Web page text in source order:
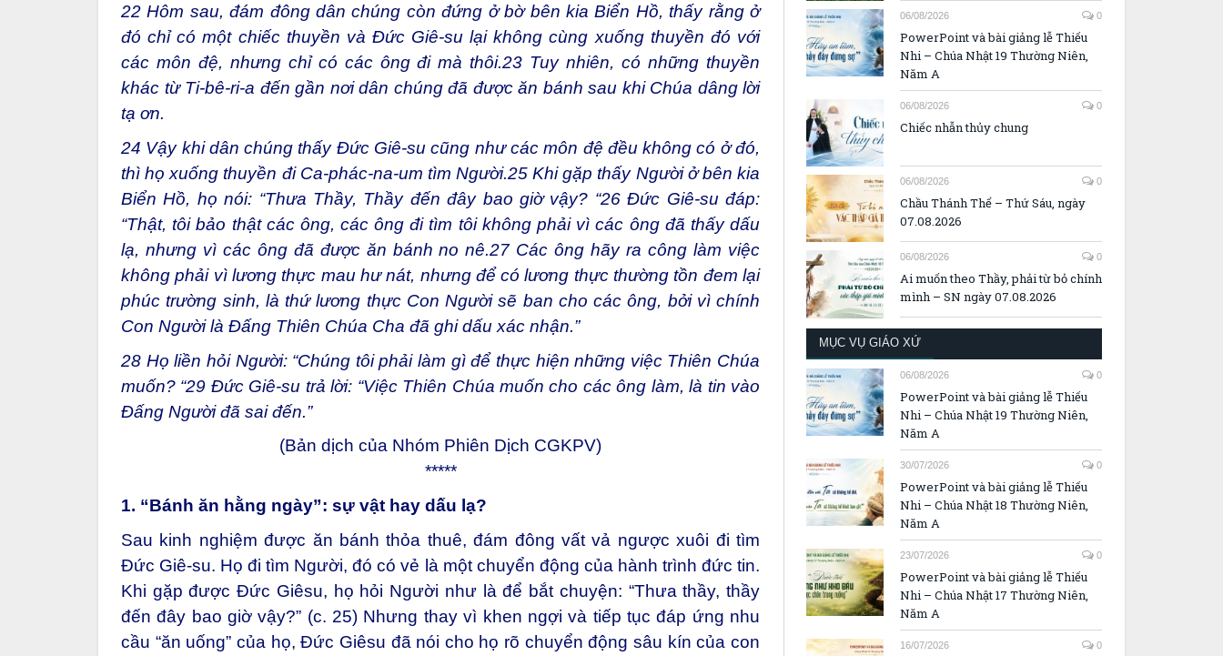
22 Hôm sau, đám đông dân chúng còn đứng ở bờ bên kia Biển Hồ, thấy rằng ở
đó chỉ có một chiếc thuyền và Đức Giê-su lại không cùng xuống thuyền đó với
các môn đệ, nhưng chỉ có các ông đi mà thôi.23 Tuy nhiên, có những thuyền
khác từ Ti-bê-ri-a đến gần nơi dân chúng đã được ăn bánh sau khi Chúa dâng lời
tạ ơn.
24 Vậy khi dân chúng thấy Đức Giê-su cũng như các môn đệ đều không có ở đó,
thì họ xuống thuyền đi Ca-phác-na-um tìm Người.25 Khi gặp thấy Người ở bên kia
Biển Hồ, họ nói: “Thưa Thầy, Thầy đến đây bao giờ vậy? “26Đức Giê-su đáp:
“Thật, tôi bảo thật các ông, các ông đi tìm tôi không phải vì các ông đã thấy dấu
lạ, nhưng vì các ông đã được ăn bánh no nê.27 Các ông hãy ra công làm việc
không phải vì lương thực mau hư nát, nhưng để có lương thực thường tồn đem lại
phúc trường sinh, là thứ lương thực Con Người sẽ ban cho các ông, bởi vì chính
Con Người là Đấng Thiên Chúa Cha đã ghi dấu xác nhận.”
28 Họ liền hỏi Người: “Chúng tôi phải làm gì để thực hiện những việc Thiên Chúa
muốn? “29 Đức Giê-su trả lời: “Việc Thiên Chúa muốn cho các ông làm, là tin vào
Đấng Người đã sai đến.”
(Bản dịch của Nhóm Phiên Dịch CGKPV)
*****
1. “Bánh ăn hằng ngày”: sự vật hay dấu lạ?
Sau kinh nghiệm được ăn bánh thỏa thuê, đám đông vất vả ngược xuôi đi tìm
Đức Giê-su. Họ đi tìm Người, đó có vẻ là một chuyển động của hành trình đức tin.
Khi gặp được Đức Giêsu, họ hỏi Người như là để bắt chuyện: “Thưa thầy, thầy
đến đây bao giờ vậy?” (c. 25) Nhưng thay vì khen ngợi và tiếp tục đáp ứng nhu
cầu “ăn uống” của họ, Đức Giêsu đã nói cho họ rõ chuyển động sâu kín của con
06/08/2026 0
PowerPoint và bài giảng lễ Thiếu
Nhi – Chúa Nhật 19 Thường Niên,
Năm A
06/08/2026 0
Chiếc nhẫn thủy chung
06/08/2026 0
Chầu Thánh Thể – Thứ Sáu, ngày
07.08.2026
06/08/2026 0
Ai muốn theo Thầy, phải từ bỏ chính
mình – SN ngày 07.08.2026
MỤC VỤ GIÁO XỨ
06/08/2026 0
PowerPoint và bài giảng lễ Thiếu
Nhi – Chúa Nhật 19 Thường Niên,
Năm A
30/07/2026 0
PowerPoint và bài giảng lễ Thiếu
Nhi – Chúa Nhật 18 Thường Niên,
Năm A
23/07/2026 0
PowerPoint và bài giảng lễ Thiếu
Nhi – Chúa Nhật 17 Thường Niên,
Năm A
16/07/2026 0